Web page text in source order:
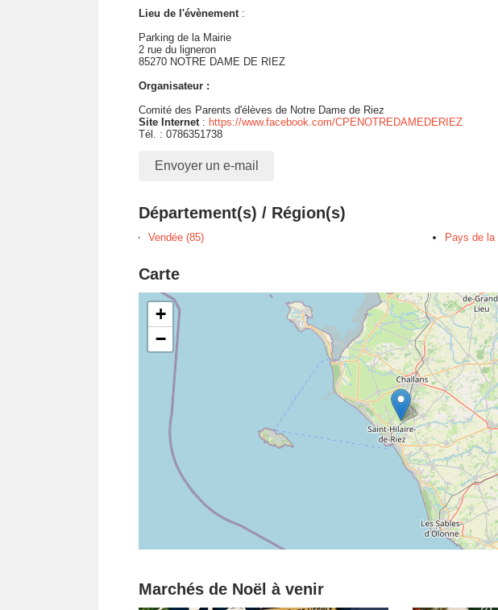
Lieu de l'évènement:
Parking de la Mairie
2 rue du ligneron
85270 NOTRE DAME DE RIEZ
Organisateur :
Comité des Parents d'élèves de Notre Dame de Riez
Site Internet: https://www.facebook.com/CPENOTREDAMEDERIEZ
Tél. : 0786351738
Envoyer un e-mail
Département(s) / Région(s)
Vendée (85) Pays de la
Carte
+
−
Marchés de Noël à venir